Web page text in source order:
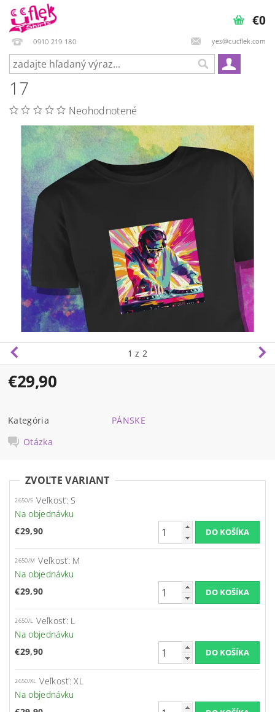
0910 219 180 yes@cucflek.com
€0
17
Neohodnotené
1 z 2
€29,90
Kategória
PÁNSKE
Otázka
ZVOĽTE VARIANT
2650/S Veľkosť: S
Na objednávku
€29,90
2650/M Veľkosť: M
Na objednávku
€29,90
2650/L Veľkosť: L
Na objednávku
€29,90
2650/XL Veľkosť: XL
Na objednávku